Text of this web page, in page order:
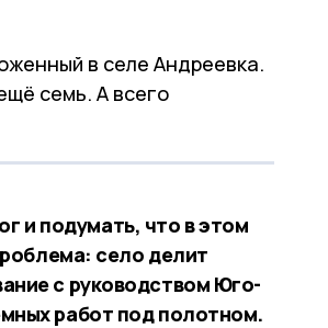
в селе Андреевка.
семь. А всего
и подумать, что в этом
село делит
с руководством Юго-
работ под полотном.